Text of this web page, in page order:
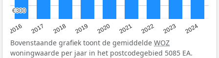
2016 2017 2018 2019 2020 2021 2022 2023 2024
€300
€300
Bovenstaande grafiek toont de gemiddelde WOZ
woningwaarde per jaar in het postcodegebied 5085 EA.